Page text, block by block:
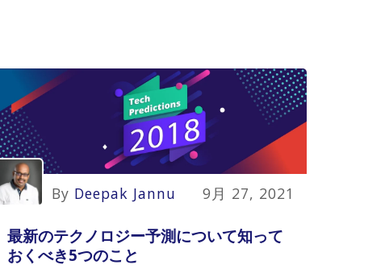
By Deepak Jannu 9月 27, 2021
最新のテクノロジー予測について知って
おくべき5つのこと